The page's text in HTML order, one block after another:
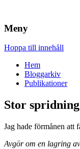
Wuz
Meny
Hoppa till innehåll
Hem
Bloggarkiv
Publikationer
Stor
Jag hade förmånen att
Avgör om en lagring